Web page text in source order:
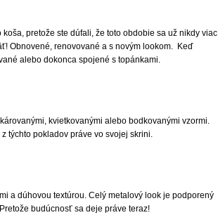
pretože ste dúfali, že toto obdobie sa už nikdy viac
Obnovené, renovované a s novým lookom. Keď
alebo dokonca spojené s topánkami.
kvietkovanými alebo bodkovanými vzormi.
týchto pokladov práve vo svojej skrini.
a dúhovou textúrou. Celý metalový look je podporený
budúcnosť sa deje práve teraz!